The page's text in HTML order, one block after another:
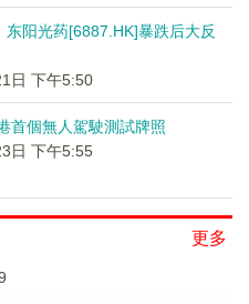
东阳光药[6887.HK]暴跌后大反
日 下午5:50
首個無人駕駛測試牌照
日 下午5:55
更多